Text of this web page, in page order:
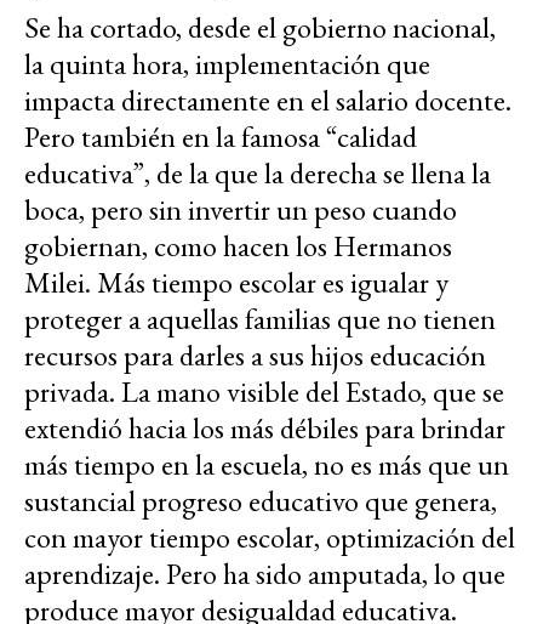
Se ha cortado, desde el gobierno nacional,
la quinta hora, implementación que
impacta directamente en el salario docente.
Pero también en la famosa “calidad
educativa”, de la que la derecha se llena la
boca, pero sin invertir un peso cuando
gobiernan, como hacen los Hermanos
Milei. Más tiempo escolar es igualar y
proteger a aquellas familias que no tienen
recursos para darles a sus hijos educación
privada. La mano visible del Estado, que se
extendió hacia los más débiles para brindar
más tiempo en la escuela, no es más que un
sustancial progreso educativo que genera,
con mayor tiempo escolar, optimización del
aprendizaje. Pero ha sido amputada, lo que
produce mayor desigualdad educativa.